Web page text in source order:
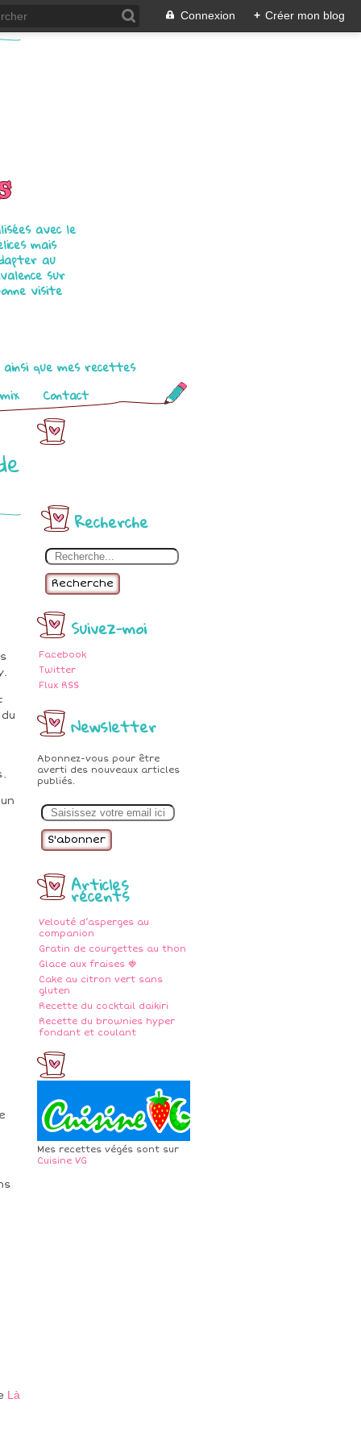
Connexion + Créer mon blog
avec le
mais
au
sur
visite
ainsi que mes recettes
Contact
Recherche
Recherche
Suivez-moi
Facebook
Twitter
Flux RSS
Newsletter
Abonnez-vous pour être
averti des nouveaux articles
publiés.
m
Articles
récents
Velouté d’asperges au
companion
Gratin de courgettes au thon
Glace aux fraises 🍓
Cake au citron vert sans
gluten
Recette du cocktail daikiri
Recette du brownies hyper
fondant et coulant
Mes recettes végés sont sur
Cuisine VG
Là